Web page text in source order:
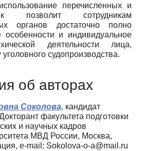
перечисленных и
позволит сотрудникам
органов достаточно полно
и индивидуальное
деятельности лица,
судопроизводства.
об авторах
Соколова, кандидат
факультета подготовки
и научных кадров
МВД России, Москва,
e-mail: Sokolova-o-a@mail.ru